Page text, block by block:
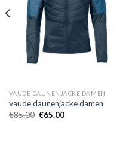
VAUDE DAUNENJACKE DAMEN
vaude daunenjacke damen
€85.00 €65.00